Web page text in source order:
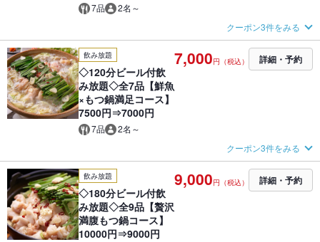
7品 2名～
クーポン3件をみる
飲み放題
◇120分ビール付飲
み放題◇全7品【鮮魚
×もつ鍋満足コース】
7500円⇒7000円
7品 2名～
7,000円（税込） 詳細・予約
クーポン3件をみる
飲み放題
◇180分ビール付飲
み放題◇全9品【贅沢
満腹もつ鍋コース】
10000円⇒9000円
9,000円（税込） 詳細・予約